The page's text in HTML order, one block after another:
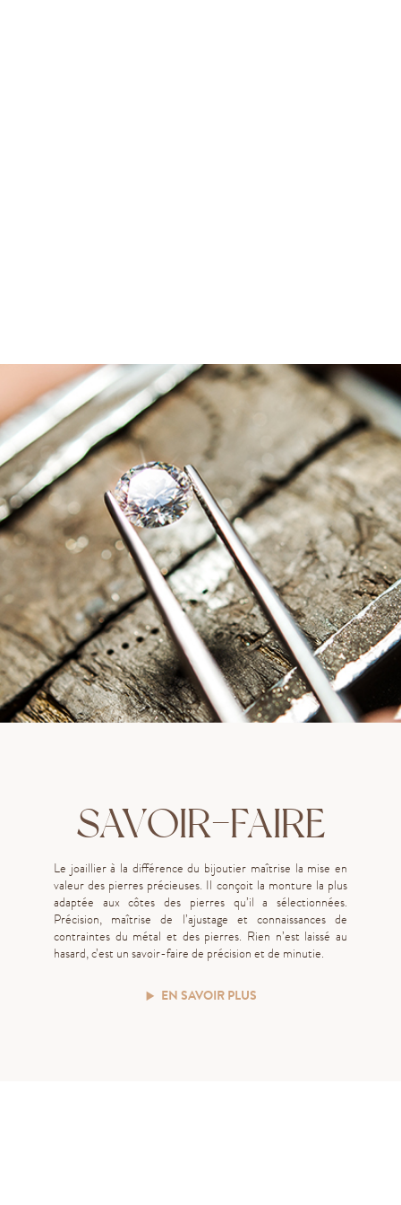
SAVOIR-FAIRE
Le joaillier à la différence du bijoutier maîtrise la mise en
valeur des pierres précieuses. Il conçoit la monture la plus
adaptée aux côtes des pierres qu’il a sélectionnées.
Précision, maîtrise de l’ajustage et connaissances de
contraintes du métal et des pierres. Rien n’est laissé au
hasard, c’est un savoir-faire de précision et de minutie.
EN SAVOIR PLUS